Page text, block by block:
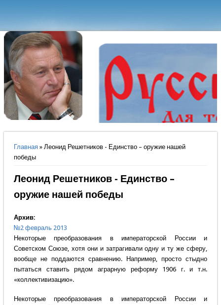
Вы здесь
Главная» Леонид Решетников - Единство – оружие нашей
победы
Леонид Решетников - Единство –
оружие нашей победы
Архив:
№2 февраль 2013
Некоторые преобразования в императорской России и
Советском Союзе, хотя они и затрагивали одну и ту же сферу,
вообще не поддаются сравнению. Например, просто стыдно
пытаться ставить рядом аграрную реформу 1906 г. и т.н.
«коллективизацию».
Некоторые преобразования в императорской России и